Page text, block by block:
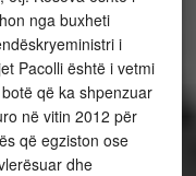
nga buxheti
i
Pacolli është i vetmi
që ka shpenzuar
në vitin 2012 për
që egziston ose
dhe